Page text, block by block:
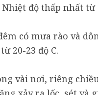
độ thấp nhất từ
có mưa rào và
20-23 độ C.
vài nơi, riêng